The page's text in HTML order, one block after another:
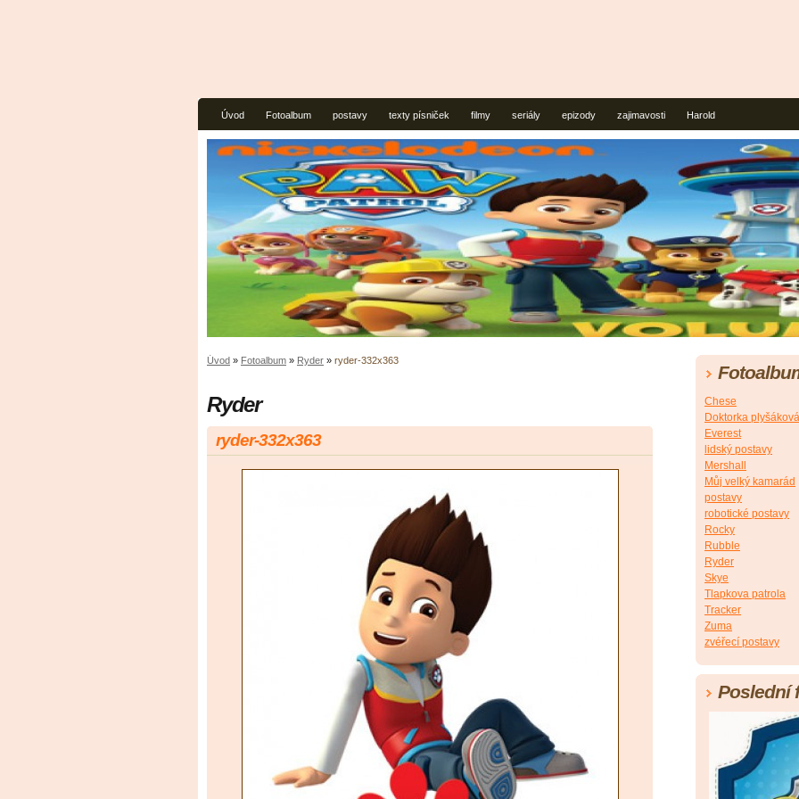
Úvod Fotoalbum postavy texty písniček filmy seriály epizody zajimavosti Harold
Úvod » Fotoalbum » Ryder » ryder-332x363
Ryder
ryder-332x363
Chese
Doktorka plyšáková
Everest
lidský postavy
Mershall
Můj velký kamarád
postavy
robotické postavy
Rocky
Rubble
Ryder
Skye
Tlapkova patrola
Tracker
Zuma
zvéřecí postavy
Poslední